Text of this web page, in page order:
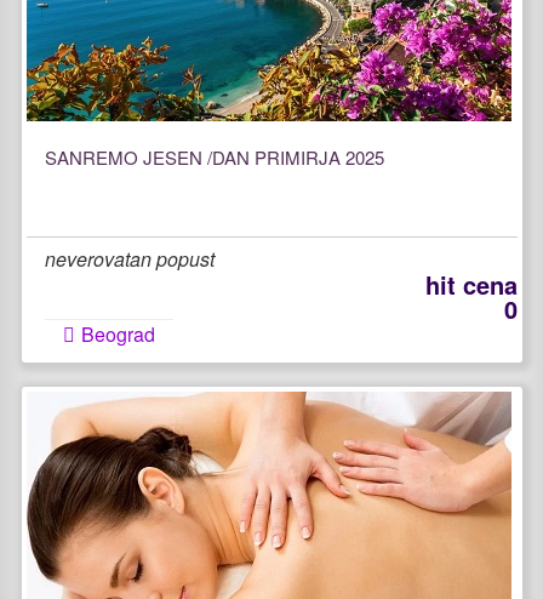
SANREMO JESEN /DAN PRIMIRJA 2025
neverovatan popust
hit cena
0
Beograd